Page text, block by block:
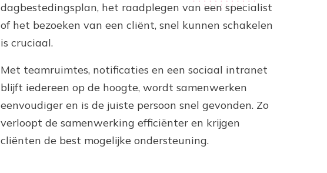
dagbestedingsplan, het raadplegen van een specialist
of het bezoeken van een cliënt, snel kunnen schakelen
is cruciaal.
Met teamruimtes, notificaties en een sociaal intranet
blijft iedereen op de hoogte, wordt samenwerken
eenvoudiger en is de juiste persoon snel gevonden. Zo
verloopt de samenwerking efficiënter en krijgen
cliënten de best mogelijke ondersteuning.